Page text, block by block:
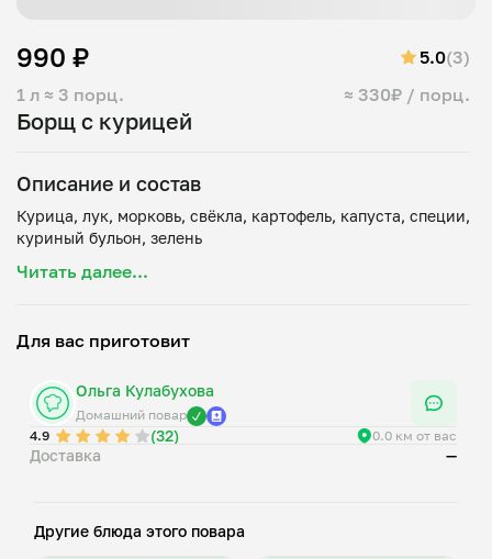
Борщ с курицей
1 л ≈ 3 порц. ≈ 330₽ / порц.
990 ₽ 5.0(3)
Описание и состав
Курица, лук, морковь, свёкла, картофель, капуста, специи,
Читать далее...
Для вас приготовит
Ольга Кулабухова
Домашний повар
4.9
(32) 0.0 км от вас
Доставка —
Другие блюда этого повара